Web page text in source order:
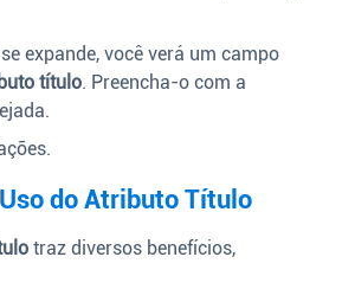
expande, você verá um campo
título. Preencha-o com a
do Atributo Título
traz diversos benefícios,